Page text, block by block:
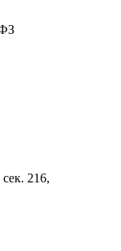
216,